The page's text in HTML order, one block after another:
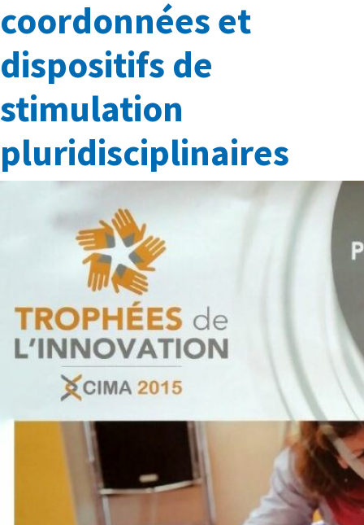
coordonnées et
dispositifs de
stimulation
pluridisciplinaires